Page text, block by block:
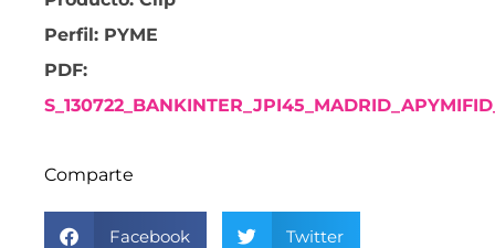
Perfil: PYME
PDF:
Comparte
Facebook Twitter